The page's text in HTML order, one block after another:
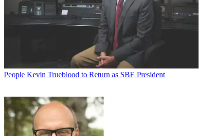
People Kevin Trueblood to Return as SBE President